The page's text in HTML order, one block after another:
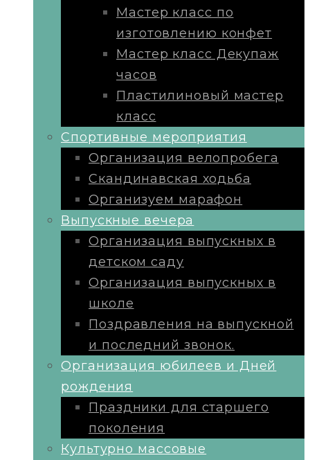
Мастер класс по
изготовлению конфет
Мастер класс Декупаж
часов
Пластилиновый мастер
класс
Cпортивные мероприятия
Организация велопробега
Скандинавская ходьба
Организуем марафон
Выпускные вечера
Организация выпускных в
детском саду
Организация выпускных в
школе
Поздравления на выпускной
и последний звонок.
Организация юбилеев и Дней
рождения
Праздники для старшего
поколения
Культурно массовые